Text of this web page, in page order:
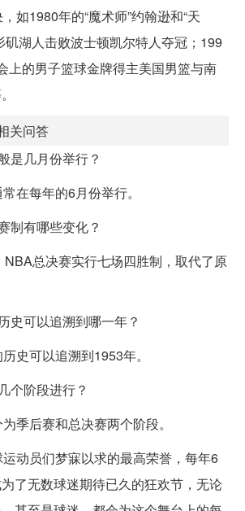
如1980年的“魔术师”约翰逊和“天
矶湖人击败波士顿凯尔特人夺冠；199
上的男子篮球金牌得主美国男篮与南
关问答
是几月份举行？
在每年的6月份举行。
制有哪些变化？
总决赛实行七场四胜制，取代了原
史可以追溯到哪一年？
史可以追溯到1953年。
个阶段进行？
季后赛和总决赛两个阶段。
动员们梦寐以求的最高荣誉，每年6
了无数球迷期待已久的狂欢节，无论